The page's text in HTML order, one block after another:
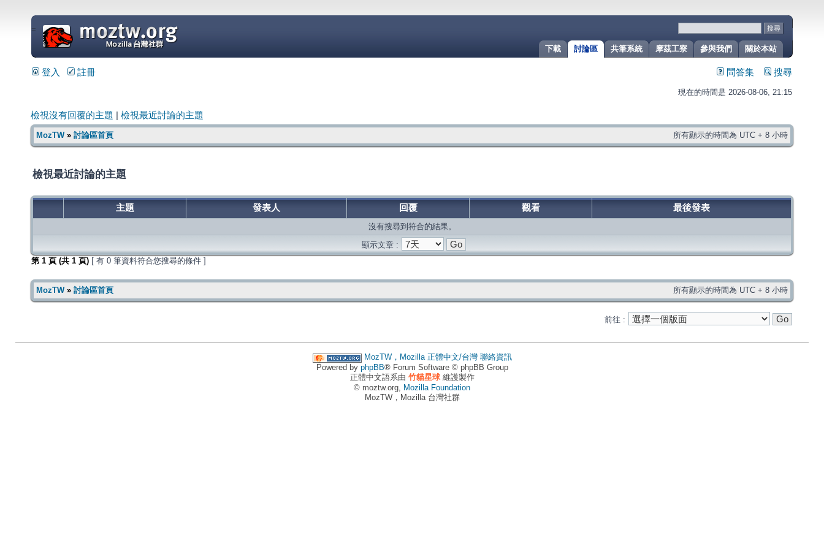
關於本站
參與我們
摩茲工寮
共筆系統
討論區
下載
=
登入 註冊 問答集 搜尋
現在的時間是 2026-08-06, 21:15
檢視沒有回覆的主題 檢視最近討論的主題
MozTW» 討論區首頁 所有顯示的時間為 UTC + 8 小時
檢視最近討論的主題
主題 發表人 回覆 觀看 最後發表
沒有搜尋到符合的結果。
顯示文章 :
第 1 頁 (共 1 頁) [ 有 0 筆資料符合您搜尋的條件 ]
MozTW» 討論區首頁 所有顯示的時間為 UTC + 8 小時
前往 :
MozTW，Mozilla 正體中文/台灣 聯絡資訊
Powered by phpBB® Forum Software © phpBB Group
正體中文語系由 竹貓星球維護製作
© moztw.org, Mozilla Foundation
MozTW，Mozilla 台灣社群